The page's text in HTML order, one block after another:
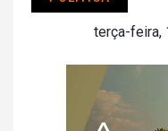
terça-feira,